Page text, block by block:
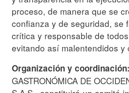
proceso, de manera que se
confianza y de seguridad, se
crítica y responsable de
evitando así malentendidos y
Organización y coordinación:
GASTRONÓMICA DE